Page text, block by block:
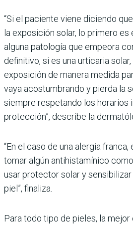
“Si el paciente viene diciendo
la exposición solar, lo primero es
alguna patología que empeora
definitivo, si es una urticaria
exposición de manera medida
vaya acostumbrando y pierda la
siempre respetando los horarios
protección”, describe la
“En el caso de una alergia
tomar algún antihistamínico
usar protector solar y
piel”, finaliza.
Para todo tipo de pieles, la